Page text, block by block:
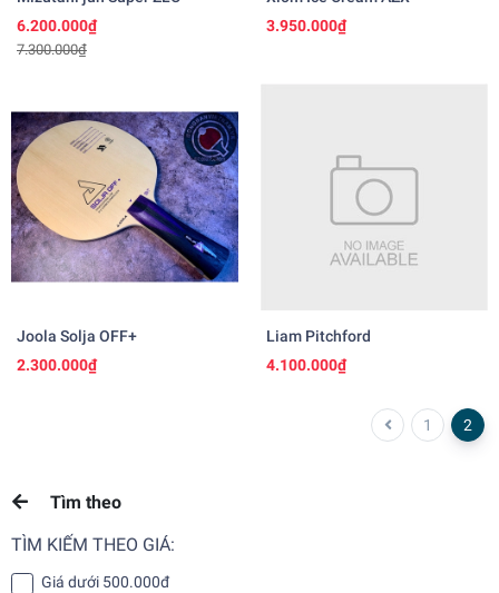
6.200.000₫
7.300.000₫
3.950.000₫
Joola Solja OFF+
2.300.000₫
Liam Pitchford
4.100.000₫
1 2
Tìm theo
TÌM KIẾM THEO GIÁ:
Giá dưới 500.000đ